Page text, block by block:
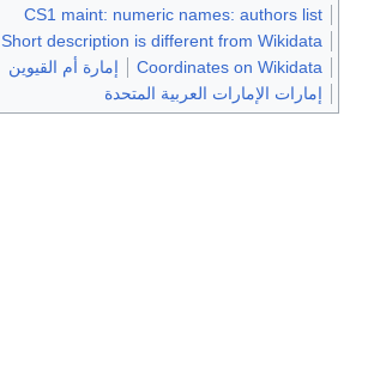
CS1 maint: numeric names: authors list
Short description is different from Wikidata
Coordinates on Wikidata
إمارة أم القيوين
إمارات الإمارات العربية المتحدة